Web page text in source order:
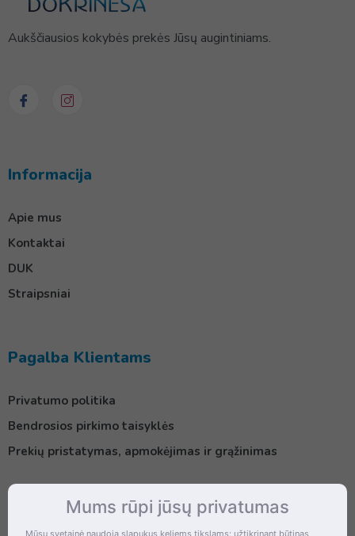
Aukščiausios kokybės prekės Jūsų augintiniams.
Informacija
Apie mus
Kontaktai
DUK
Straipsniai
Pagalba Klientams
Privatumo politika
Bendrosios pirkimo taisyklės
Prekių pristatymas, apmokėjimas ir grąžinimas
KontaktaiMums rūpi jūsų privatumas
Mūsų svetainė naudoja slapukus keliems tikslams: užtikrinant būtinas